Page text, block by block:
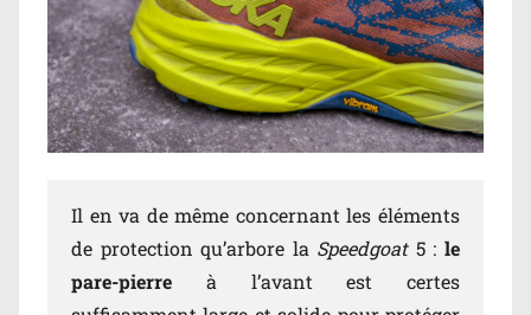
Il en va de même concernant les éléments
de protection qu’arbore la Speedgoat5 : le
pare-pierre à l’avant est certes